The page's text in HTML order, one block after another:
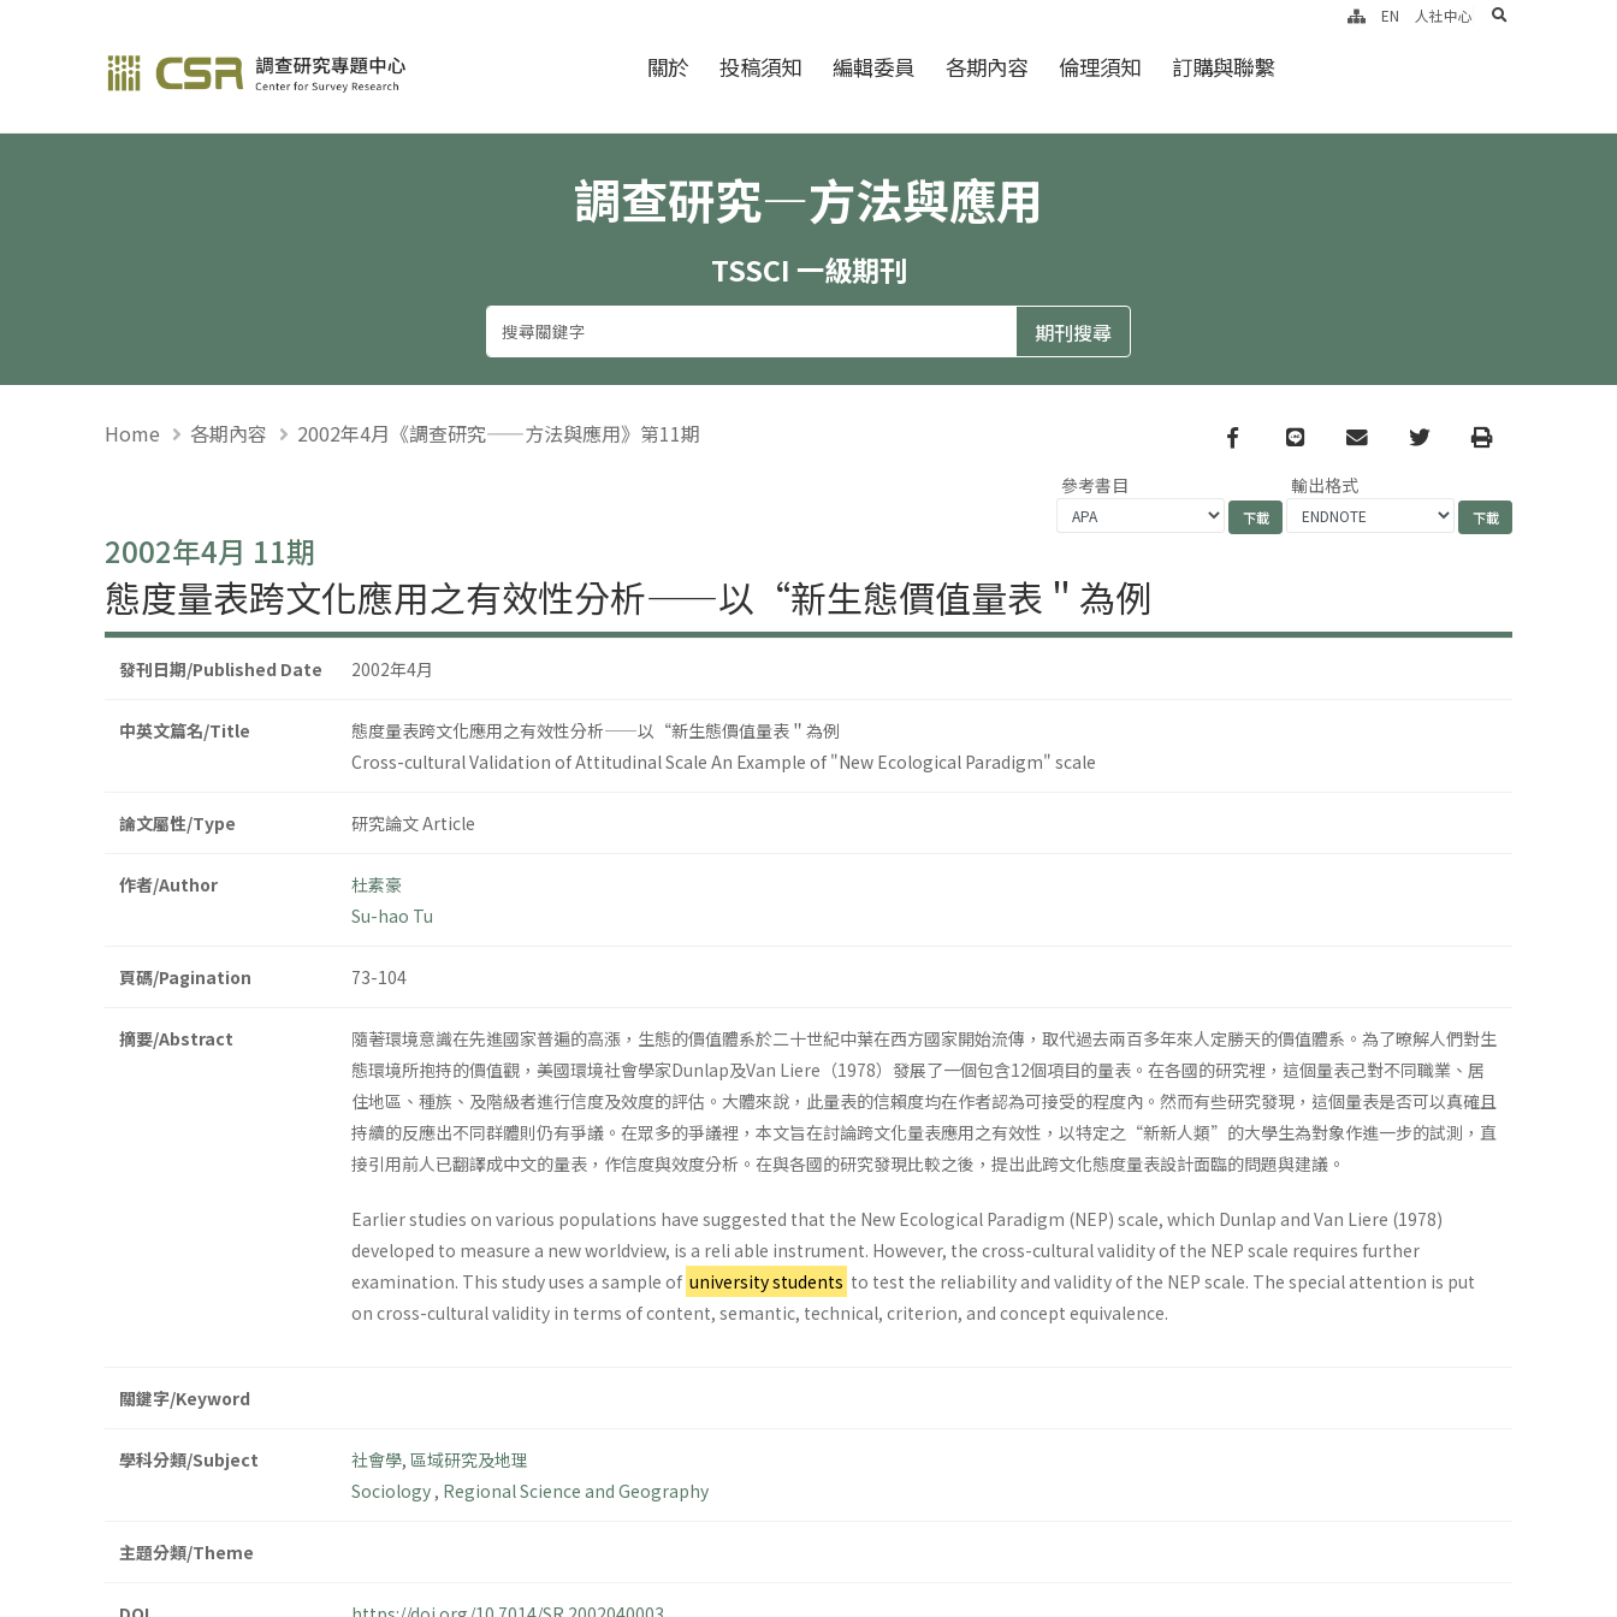
調查研究—方法與應用期刊 關於 投稿須知 編輯委員 各期內容 倫理須知 訂購與聯繫
EN 人社中心 search
調查研究—方法與應用
TSSCI 一級期刊
Home 各期內容 2002年4月《調查研究——方法與應用》第11期 Facebook
line email TwitterPrint
參考書目 輸出格式
2002年4月 11期
態度量表跨文化應用之有效性分析——以“新生態價值量表＂為例
發刊日期/Published Date 2002年4月
中英文篇名/Title
態度量表跨文化應用之有效性分析——以“新生態價值量表＂為例
Cross-cultural Validation of Attitudinal Scale An Example of "New Ecological Paradigm" scale
論文屬性/Type 研究論文 Article
作者/Author
杜素豪
Su-hao Tu
頁碼/Pagination 73-104
摘要/Abstract
隨著環境意識在先進國家普遍的高漲，生態的價值體系於二十世紀中葉在西方國家開始流傳，取代過去兩百多年來人定勝天的價值體系。為了暸解人們對生
態環境所抱持的價值觀，美國環境社會學家Dunlap及Van Liere（1978）發展了一個包含12個項目的量表。在各國的研究裡，這個量表己對不同職業、居
住地區、種族、及階級者進行信度及效度的評估。大體來說，此量表的信賴度均在作者認為可接受的程度內。然而有些研究發現，這個量表是否可以真確且
持續的反應出不同群體則仍有爭議。在眾多的爭議裡，本文旨在討論跨文化量表應用之有效性，以特定之“新新人類”的大學生為對象作進一步的試測，直
接引用前人已翻譯成中文的量表，作信度與效度分析。在與各國的研究發現比較之後，提出此跨文化態度量表設計面臨的問題與建議。
Earlier studies on various populations have suggested that the New Ecological Paradigm (NEP) scale, which Dunlap and Van Liere (1978)
developed to measure a new worldview, is a reli able instrument. However, the cross-cultural validity of the NEP scale requires further
examination. This study uses a sample of university students to test the reliability and validity of the NEP scale. The special attention is put
on cross-cultural validity in terms of content, semantic, technical, criterion, and concept equivalence.
關鍵字/Keyword
學科分類/Subject 社會學, 區域研究及地理
Sociology , Regional Science and Geography
主題分類/Theme